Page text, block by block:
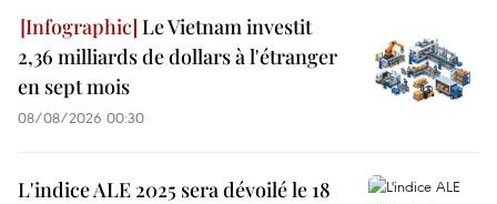
Le Vietnam investit
2,36 milliards de dollars à l'étranger
en sept mois
08/08/2026 00:30
L'indice ALE 2025 sera dévoilé le 18